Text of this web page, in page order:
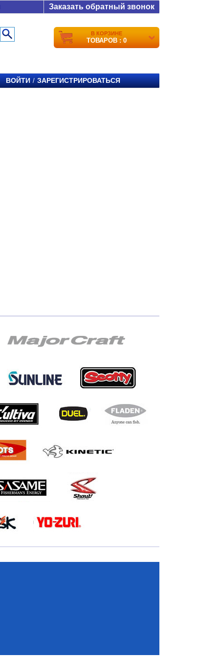
Заказать обратный звонок
В КОРЗИНЕ
ТОВАРОВ : 0
ВОЙТИ / ЗАРЕГИСТРИРОВАТЬСЯ